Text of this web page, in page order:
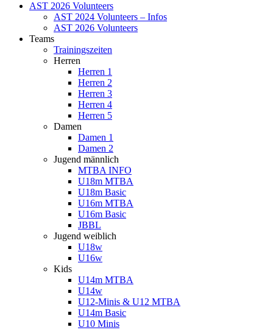
AST 2026 Volunteers
AST 2024 Volunteers – Infos
AST 2026 Volunteers
Teams
Trainingszeiten
Herren
Herren 1
Herren 2
Herren 3
Herren 4
Herren 5
Damen
Damen 1
Damen 2
Jugend männlich
MTBA INFO
U18m MTBA
U18m Basic
U16m MTBA
U16m Basic
JBBL
Jugend weiblich
U18w
U16w
Kids
U14m MTBA
U14w
U12-Minis & U12 MTBA
U14m Basic
U10 Minis